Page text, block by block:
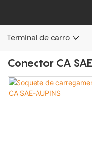
Terminal de carro
Conector CA SAE